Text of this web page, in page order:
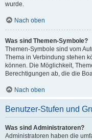
wurde.
Nach oben
Was sind Themen-Symbole?
Themen-Symbole sind vom
Thema in Verbindung stehen
können. Die Möglichkeit,
Berechtigungen ab, die die
Nach oben
Benutzer-Stufen und
Was sind Administratoren?
Administratoren haben die